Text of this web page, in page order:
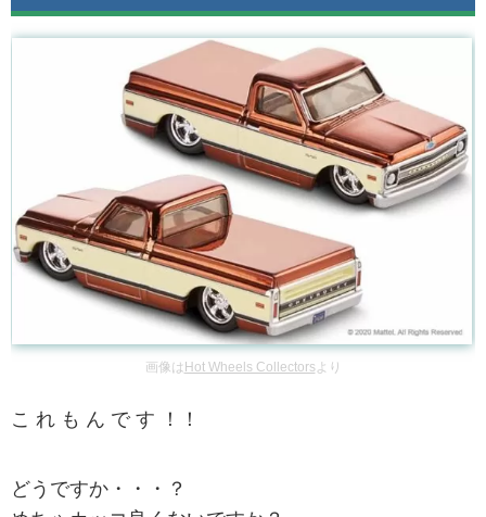
画像は Hot Wheels Collectors より
こ れ も ん で す ！！
どうですか・・・？